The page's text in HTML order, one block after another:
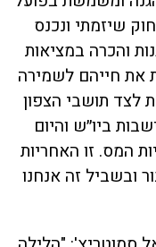
שיזמתי ונכנס
והכרה במציאות
את חייהם לשמירה
לצד תושבי הצפון
ביו״ש והיום
המס. זו האחריות
ובשביל זה אנחנו